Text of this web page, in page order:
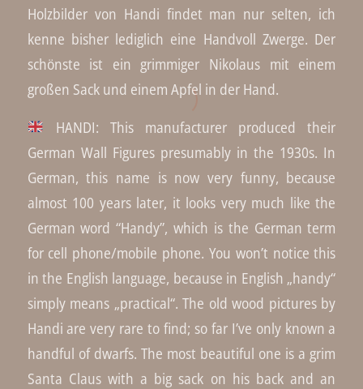
Holzbilder von Handi findet man nur selten, ich
kenne bisher lediglich eine Handvoll Zwerge. Der
schönste ist ein grimmiger Nikolaus mit einem
großen Sack und einem Apfel in der Hand.
HANDI: This manufacturer produced their
German Wall Figures presumably in the 1930s. In
German, this name is now very funny, because
almost 100 years later, it looks very much like the
German word “Handy”, which is the German term
for cell phone/mobile phone. You won’t notice this
in the English language, because in English „handy“
simply means „practical“. The old wood pictures by
Handi are very rare to find; so far I’ve only known a
handful of dwarfs. The most beautiful one is a grim
Santa Claus with a big sack on his back and an